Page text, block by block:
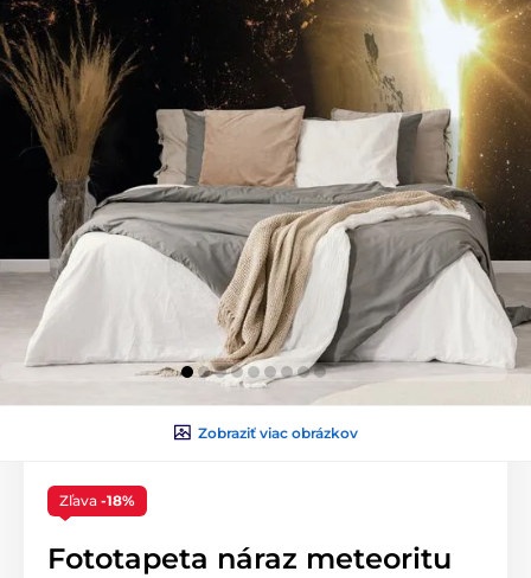
Zobraziť viac obrázkov
Zľava -18%
Fototapeta náraz meteoritu